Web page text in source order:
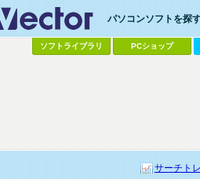
パソコンソフトを探
ソフトライブラリ PCショップ
サーチト